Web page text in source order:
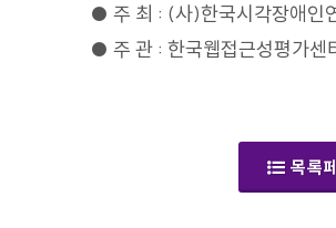
● 주 최 : (사)한국시각장애인
● 주 관 : 한국웹접근성평가센
(갤러
목록